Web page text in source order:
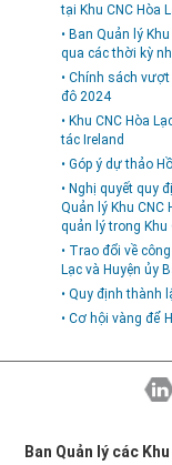
tại Khu CNC Hòa
• Ban Quản lý
qua các thời kỳ
• Chính sách
đô 2024
• Khu CNC Hòa
tác Ireland
• Góp ý dự thảo
• Nghị quyết quy
Quản lý Khu
quản lý trong Khu
• Trao đổi về
Lạc và Huyện ủy
• Quy định thành
• Cơ hội vàng để
Ban Quản lý các